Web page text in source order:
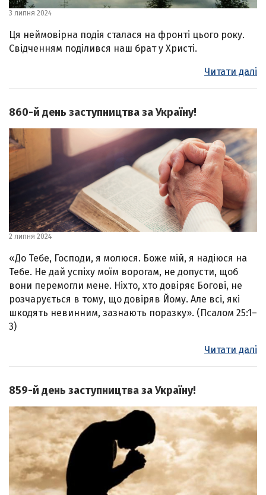
3 липня 2024
Ця неймовірна подія сталася на фронті цього року.
Свідченням поділився наш брат у Христі.
Читати далі
860-й день заступництва за Україну!
2 липня 2024
«До Тебе, Господи, я молюся. Боже мій, я надіюся на
Тебе. Не дай успіху моїм ворогам, не допусти, щоб
вони перемогли мене. Ніхто, хто довіряє Богові, не
розчарується в тому, що довіряв Йому. Але всі, які
шкодять невинним, зазнають поразку». (Псалом 25:1–
3)
Читати далі
859-й день заступництва за Україну!